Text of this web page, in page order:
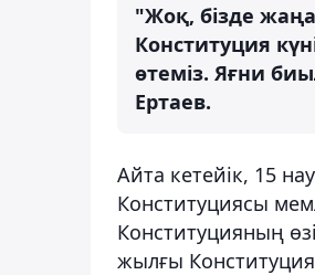
"Жоқ, бізде
Конституция
өтеміз. Яғни
Ертаев.
Айта кетейік, 15
Конституциясы
Конституцияның
жылғы